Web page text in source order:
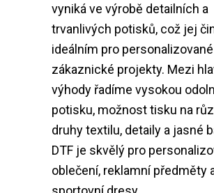
vyniká ve výrobě detailních a
trvanlivých potisků, což jej
ideálním pro personalizované
zákaznické projekty. Mezi
výhody řadíme vysokou
potisku, možnost tisku na
druhy textilu, detaily a jasné
DTF je skvělý pro
oblečení, reklamní předměty